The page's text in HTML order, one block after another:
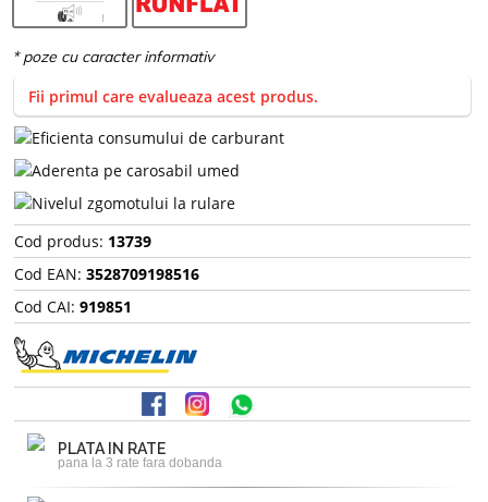
Fii primul care evalueaza acest produs.
Cod produs: 13739
Cod EAN: 3528709198516
Cod CAI: 919851
PLATA IN RATE
pana la 3 rate fara dobanda